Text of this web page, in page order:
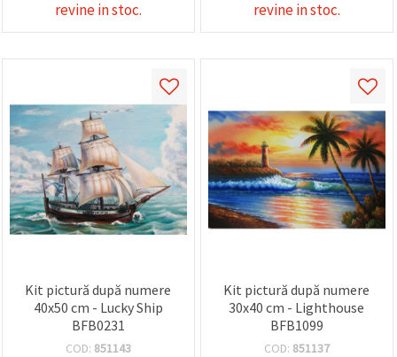
revine in stoc. revine in stoc.
Kit pictură după numere
40x50 cm - Lucky Ship
BFB0231
COD: 851143
Kit pictură după numere
30x40 cm - Lighthouse
BFB1099
COD: 851137